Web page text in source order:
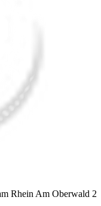
Rhein Am Oberwald 2